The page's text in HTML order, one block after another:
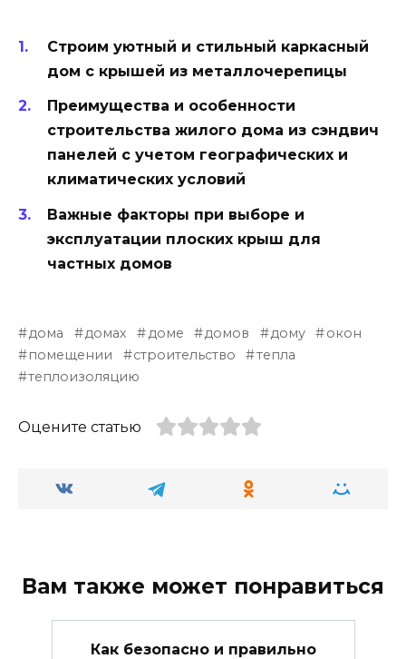
Строим уютный и стильный каркасный
дом с крышей из металлочерепицы
Преимущества и особенности
строительства жилого дома из сэндвич
панелей с учетом географических и
климатических условий
Важные факторы при выборе и
эксплуатации плоских крыш для
частных домов
дома домах доме домов дому
окон
помещении
строительство
тепла
теплоизоляцию
Оцените статью
Вам также может понравиться
Как безопасно и правильно